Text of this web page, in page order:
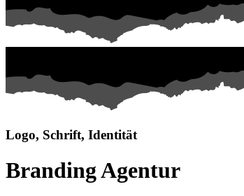
Logo, Schrift, Identität
Branding Agentur